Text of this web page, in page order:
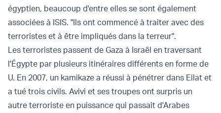
égyptien, beaucoup d'entre elles se sont également
associées à ISIS. "Ils ont commencé à traiter avec des
terroristes et à être impliqués dans la terreur".
Les terroristes passent de Gaza à Israël en traversant
l'Égypte par plusieurs itinéraires différents en forme de
U. En 2007, un kamikaze a réussi à pénétrer dans Eilat et
a tué trois civils. Avivi et ses troupes ont surpris un
autre terroriste en puissance qui passait d'Arabes